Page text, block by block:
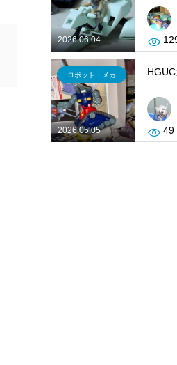
2026.06.04
2026.05.05
ロボット・メカ
49